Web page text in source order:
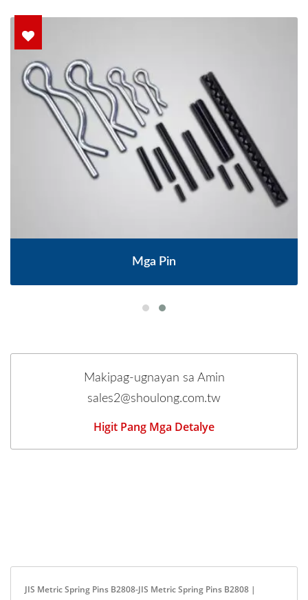
Mga Pin
Makipag-ugnayan sa Amin
sales2@shoulong.com.tw
Higit Pang Mga Detalye
JIS Metric Spring Pins B2808-JIS Metric Spring Pins B2808 |